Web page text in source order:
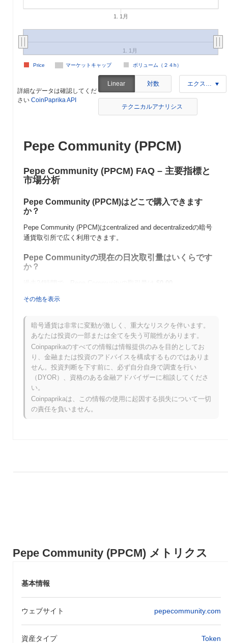
Pepe Community (PPCM) メトリクス
基本情報
ウェブサイト pepecommunity.com
資産タイプ Token
1. 1月
マーケットキャップ ボリューム（２４h）
Price
1. 1月
詳細なデータは確認してくだ
さい CoinPaprika API
Linear 対数 エクスポート
テクニカルアナリシス
Pepe Community (PPCM)
Pepe Community (PPCM) FAQ – 主要指標と
市場分析
Pepe Community (PPCM)はどこで購入できます
か？
Pepe Community (PPCM)はcentralized and decentralizedの暗号
通貨取引所で広く利用できます。
Pepe Communityの現在の日次取引量はいくらです
か？
Pepe Communityの価格範囲の履歴は何ですか？
史上最高値（ATH）： 10
史上最安値（ATL）：$0.00
Pepe Communityは現在、ATHより~99.38%低く取引されていま
す .
Pepe Communityは、より広範な暗号市場と比較し
てどのようなパフォーマンスですか？
過去7日間で、Pepe Communityは
記録した全体の暗号市場を下回っています。これは、より広範な
その他を表示
暗号通貨は非常に変動が激しく、重大なリスクを伴います。
あなたは投資の一部または全てを失う可能性があります。
Coinpaprikaのすべての情報は情報提供のみを目的としてお
り、金融または投資のアドバイスを構成するものではありま
せん。投資判断を下す前に、必ず自分自身で調査を行い
（DYOR）、資格のある金融アドバイザーに相談してくださ
い。
Coinpaprikaは、この情報の使用に起因する損失について一切
の責任を負いません。